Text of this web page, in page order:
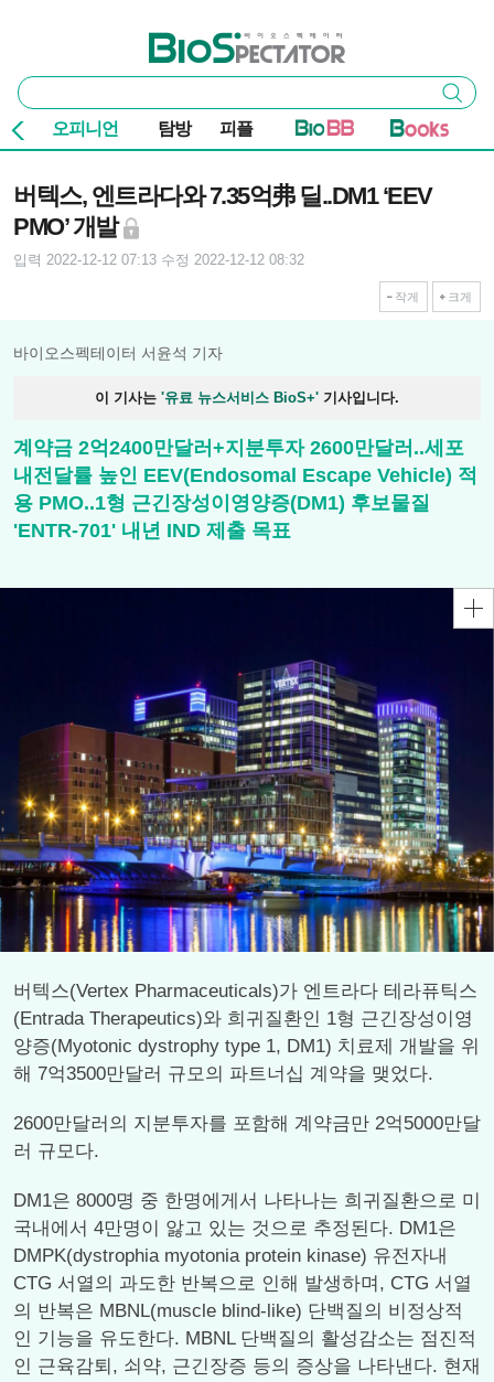
바이오스펙테이터
통
합
검
색
검색
오피니언 탐방 피플
버텍스, 엔트라다와 7.35억弗 딜..DM1 ‘EEV
PMO’ 개발
입력 2022-12-12 07:13 수정 2022-12-12 08:32
작게 크게
바이오스펙테이터 서윤석 기자
이 기사는 '유료 뉴스서비스 BioS+' 기사입니다.
계약금 2억2400만달러+지분투자 2600만달러..세포
내전달률 높인 EEV(Endosomal Escape Vehicle) 적
용 PMO..1형 근긴장성이영양증(DM1) 후보물질
'ENTR-701' 내년 IND 제출 목표
버텍스(Vertex Pharmaceuticals)가 엔트라다 테라퓨틱스
(Entrada Therapeutics)와 희귀질환인 1형 근긴장성이영
양증(Myotonic dystrophy type 1, DM1) 치료제 개발을 위
해 7억3500만달러 규모의 파트너십 계약을 맺었다.
2600만달러의 지분투자를 포함해 계약금만 2억5000만달
러 규모다.
DM1은 8000명 중 한명에게서 나타나는 희귀질환으로 미
국내에서 4만명이 앓고 있는 것으로 추정된다. DM1은
DMPK(dystrophia myotonia protein kinase) 유전자내
CTG 서열의 과도한 반복으로 인해 발생하며, CTG 서열
의 반복은 MBNL(muscle blind-like) 단백질의 비정상적
인 기능을 유도한다. MBNL 단백질의 활성감소는 점진적
인 근육감퇴, 쇠약, 근긴장증 등의 증상을 나타낸다. 현재